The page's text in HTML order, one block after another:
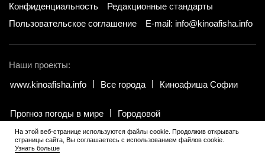
Конфиденциальность
Редакционные стандарты
Пользовательское соглашение
E-mail: info@kinoafisha.info
Наши проекты:
www.kinoafisha.info
Все города Киноафиша Софии
Прогноз погоды в мире Городовой
© 2002-2026 Все права и материалы принадлежат «Киноафиша».
Копирование информации только с письменного разрешения
На этой веб-странице используются файлы cookie. Продолжив открывать
страницы сайта, Вы соглашаетесь с использованием файлов cookie.
Узнать больше